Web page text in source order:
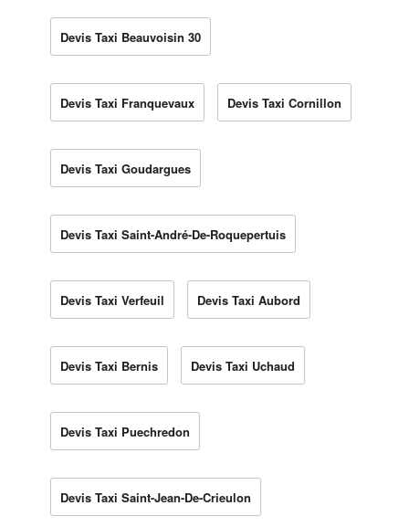
Devis Taxi Beauvoisin 30
Devis Taxi Franquevaux Devis Taxi Cornillon
Devis Taxi Goudargues
Devis Taxi Saint-André-De-Roquepertuis
Devis Taxi Verfeuil Devis Taxi Aubord
Devis Taxi Bernis Devis Taxi Uchaud
Devis Taxi Puechredon
Devis Taxi Saint-Jean-De-Crieulon